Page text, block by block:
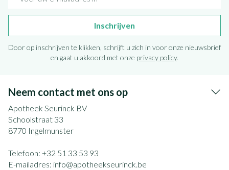
Inschrijven
Door op inschrijven te klikken, schrijft u zich in voor onze nieuwsbrief
en gaat u akkoord met onze privacy policy.
Neem contact met ons op
Apotheek Seurinck BV
Schoolstraat 33
8770 Ingelmunster
Telefoon: +32 51 33 53 93
E-mailadres: info@apotheekseurinck.be